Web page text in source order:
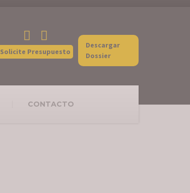
Solicite Presupuesto
Descargar
Dossier
CONTACTO